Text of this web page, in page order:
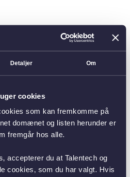
Detaljer Om
cookies
som kan fremkomme på
domænet og listen herunder er
fremgår hos alle.
accepterer du at Talentech og
cookies, som du har valgt. Hvis